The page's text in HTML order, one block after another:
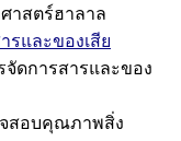
าสตร์ฮาลาล
รและของเสีย
จัดการสารและของ
สอบคุณภาพสิ่ง